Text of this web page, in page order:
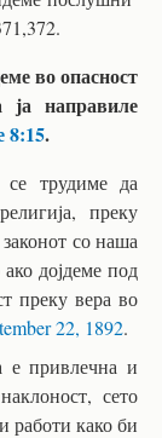
во опасност
направиле
8:15.
се трудиме да
преку
со наша
дојдеме под
преку вера во
22, 1892.
е привлечна и
сето
работи како би